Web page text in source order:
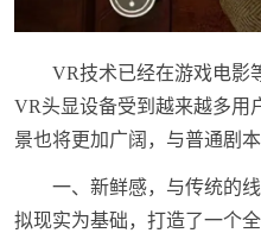
VR技术已经在游戏电影
VR头显设备受到越来越多用
景也将更加广阔，与普通剧
一、新鲜感，与传统的
拟现实为基础，打造了一个